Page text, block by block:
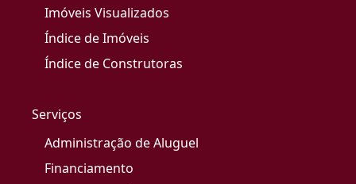
Imóveis Visualizados
Índice de Imóveis
Índice de Construtoras
Serviços
Administração de Aluguel
Financiamento